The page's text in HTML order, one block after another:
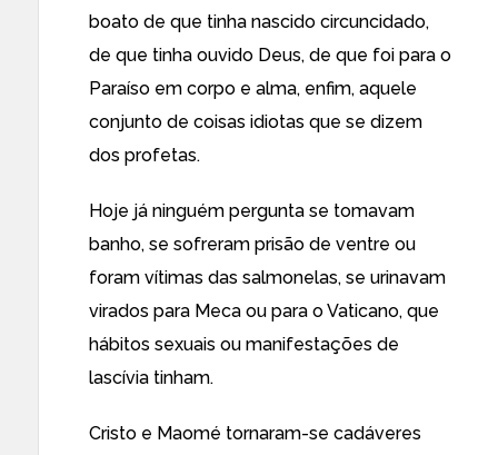
boato de que tinha nascido circuncidado,
de que tinha ouvido Deus, de que foi para o
Paraíso em corpo e alma, enfim, aquele
conjunto de coisas idiotas que se dizem
dos profetas.
Hoje já ninguém pergunta se tomavam
banho, se sofreram prisão de ventre ou
foram vítimas das salmonelas, se urinavam
virados para Meca ou para o Vaticano, que
hábitos sexuais ou manifestações de
lascívia tinham.
Cristo e Maomé tornaram-se cadáveres